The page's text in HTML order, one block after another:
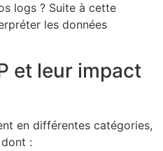
logs ? Suite à cette
les données
et leur impact
en différentes catégories,
: